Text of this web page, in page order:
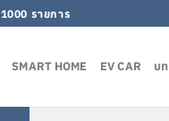
รายการ
SMART HOME EV CAR บ